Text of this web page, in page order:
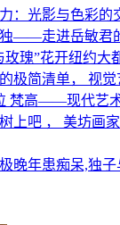
：光影与色彩的
——走进岳敏君
玫瑰”花开纽约大
极简清单， 视
梵高——现代艺
上吧 ， 美坊画
晚年患痴呆,独子